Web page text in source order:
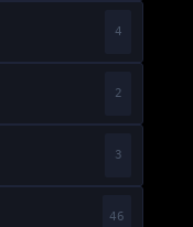
4
2
3
46